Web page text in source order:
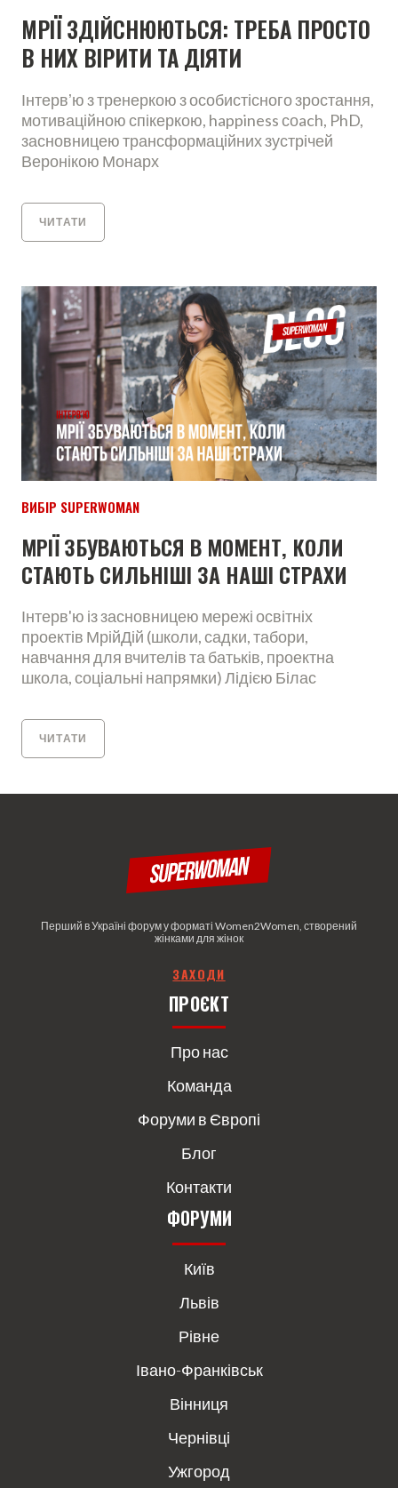
МРІЇ ЗДІЙСНЮЮТЬСЯ: ТРЕБА ПРОСТО
В НИХ ВІРИТИ ТА ДІЯТИ
Інтервʼю з тренеркою з особистісного зростання,
мотиваційною спікеркою, happiness соach, PhD,
засновницею трансформаційних зустрічей
Веронікою Монарх
ЧИТАТИ
ВИБІР SUPERWOMAN
МРІЇ ЗБУВАЮТЬСЯ В МОМЕНТ, КОЛИ
СТАЮТЬ СИЛЬНІШІ ЗА НАШІ СТРАХИ
Інтерв'ю із засновницею мережі освітніх
проектів МрійДій (школи, садки, табори,
навчання для вчителів та батьків, проектна
школа, соціальні напрямки) Лідією Білас
ЧИТАТИ
Перший в Україні форум у форматі Women2Women, створений
жінками для жінок
ЗАХОДИ
ПРОЄКТ
Про нас
Команда
Форуми в Європі
Блог
Контакти
ФОРУМИ
Київ
Львів
Рівне
Івано-Франківськ
Вінниця
Чернівці
Ужгород